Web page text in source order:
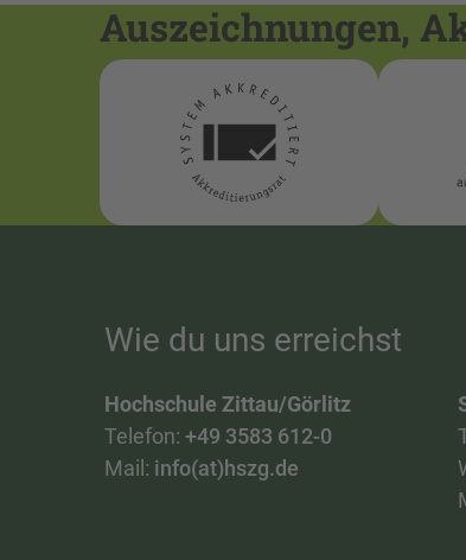
Auszeichnungen,
Wie du uns erreichst
Hochschule Zittau/Görlitz
Telefon: +49 3583 612-0
Mail: info(at)hszg.de